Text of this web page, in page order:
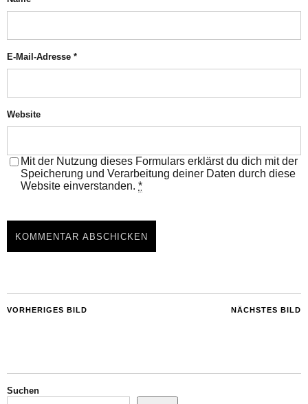
E-Mail-Adresse *
Website
Mit der Nutzung dieses Formulars erklärst du dich mit der
Speicherung und Verarbeitung deiner Daten durch diese
Website einverstanden. *
NÄCHSTES BILD
VORHERIGES BILD
Suchen